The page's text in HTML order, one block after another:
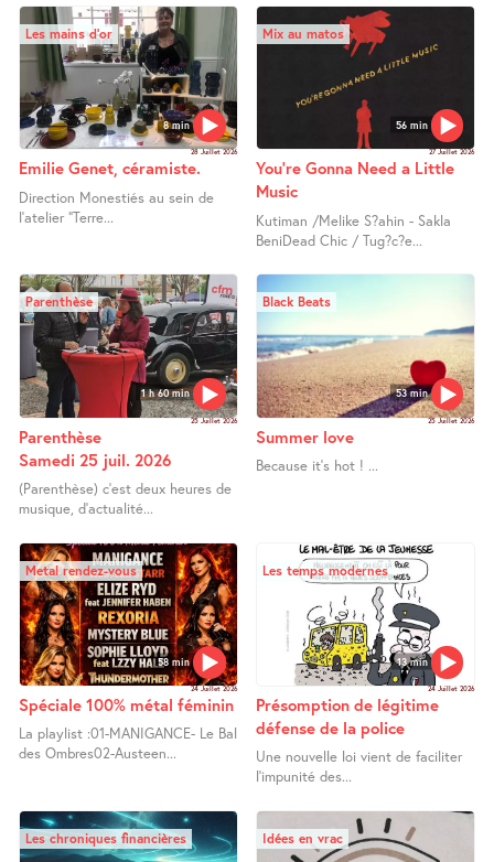
8 min
Les mains d’or
28 Juillet 2026
Emilie Genet, céramiste.
Direction Monestiés au sein de
l’atelier "Terre...
56 min
Mix au matos
27 Juillet 2026
You’re Gonna Need a Little
Music
Kutiman /Melike S?ahin - Sakla
BeniDead Chic / Tug?c?e...
1 h 60 min
Parenthèse
25 Juillet 2026
Parenthèse
Samedi 25 juil. 2026
(Parenthèse) c’est deux heures de
musique, d’actualité...
53 min
Black Beats
25 Juillet 2026
Summer love
Because it’s hot ! ...
58 min
Metal rendez-vous
24 Juillet 2026
Spéciale 100% métal féminin
La playlist :01-MANIGANCE- Le Bal
des Ombres02-Austeen...
13 min
Les temps modernes
24 Juillet 2026
Présomption de légitime
défense de la police
Une nouvelle loi vient de faciliter
l’impunité des...
Les chroniques financières Idées en vrac